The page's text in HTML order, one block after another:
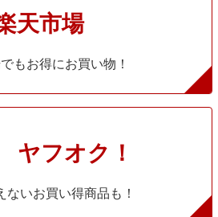
天市場
もお得にお買い物！
ヤフオク！
ないお買い得商品も！